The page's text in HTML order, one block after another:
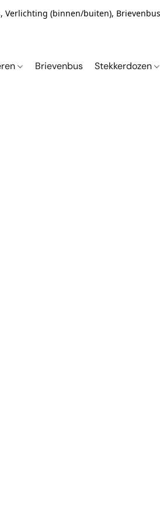
Verlichting (binnen/buiten),
Brievenbus Stekkerdozen